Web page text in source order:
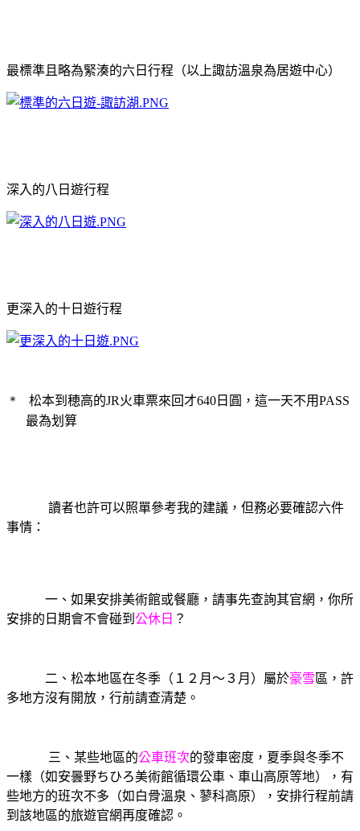
最標準且略為緊湊的六日行程（以上諏訪溫泉為居遊中心）
深入的八日遊行程
更深入的十日遊行程
＊ 松本到穂高的JR火車票來回才640 日圓，這一天不用PASS
最為划算
讀者也許可以照單參考我的建議，但務必要確認六件
事情：
一、如果安排美術館或餐廳，請事先查詢其官網，你所
安排的日期會不會碰到 公休日 ？
二、松本地區在冬季（１２月～３月）屬於豪雪區，許
多地方沒有開放，行前請查清楚。
三、某些地區的公車班次的發車密度，夏季與冬季不
一樣（如安曇野ちひろ美術館循環公車、車山高原等地），有
些地方的班次不多（如白骨溫泉、蓼科高原），安排行程前請
到該地區的旅遊官網再度確認。